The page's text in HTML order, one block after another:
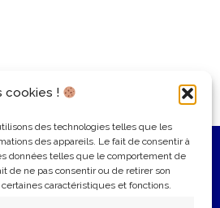
cookies !
des technologies telles que les
des appareils. Le fait de consentir à
données telles que le comportement de
de ne pas consentir ou de retirer son
caractéristiques et fonctions.